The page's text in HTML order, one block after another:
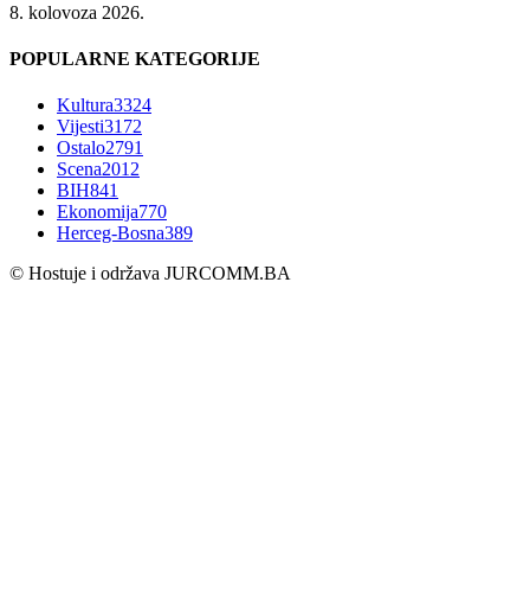
8. kolovoza 2026.
POPULARNE KATEGORIJE
Kultura3324
Vijesti3172
Ostalo2791
Scena2012
BIH841
Ekonomija770
Herceg-Bosna389
© Hostuje i održava JURCOMM.BA